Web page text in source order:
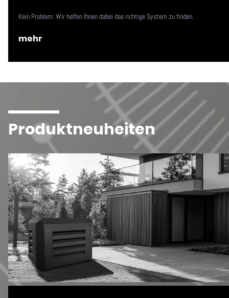
Kein Problem: Wir helfen Ihnen dabei das richtige System zu finden.
mehr
Produktneuheiten